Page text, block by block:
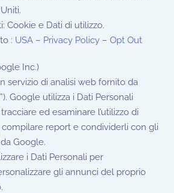
Cookie e Dati di utilizzo.
: USA – Privacy Policy – Opt Out
Inc.)
servizio di analisi web fornito da
Google utilizza i Dati Personali
ed esaminare l’utilizzo di
report e condividerli con gli
Google.
i Dati Personali per
gli annunci del proprio